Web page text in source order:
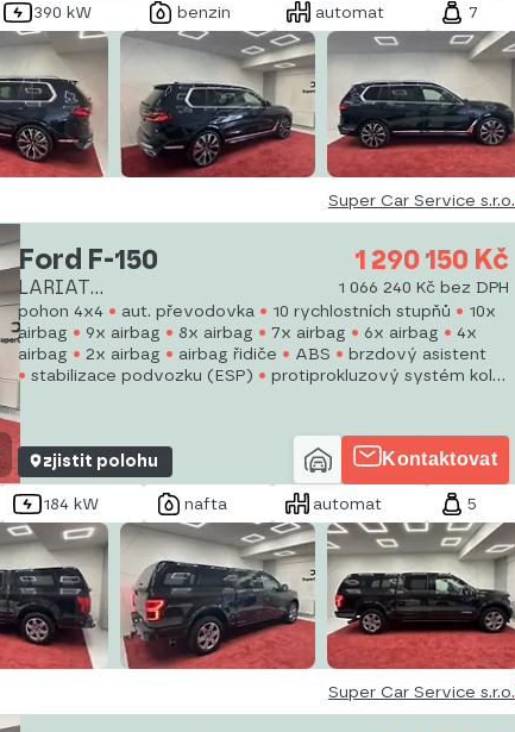
390 kW benzin automat 7
Super Car Service s.r.o.
Ford F-150
LARIAT
Nafta*DPH*1.MAJITEL*CZ
1 290 150 Kč
1 066 240 Kč bez DPH
pohon 4x4
aut. převodovka 10 rychlostních stupňů
10x
airbag
9x airbag 8x airbag 7x airbag 6x airbag
4x
airbag
2x airbag airbag řidiče ABS
brzdový asistent
stabilizace podvozku (ESP)
protiprokluzový systém kol
zjistit polohu Kontaktovat
184 kW nafta automat 5
Super Car Service s.r.o.